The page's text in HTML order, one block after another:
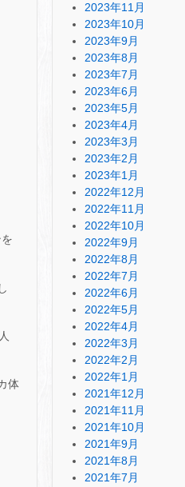
体
2023年11月
2023年10月
2023年9月
2023年8月
2023年7月
2023年6月
2023年5月
2023年4月
2023年3月
2023年2月
2023年1月
2022年12月
2022年11月
2022年10月
2022年9月
2022年8月
2022年7月
2022年6月
2022年5月
2022年4月
2022年3月
2022年2月
2022年1月
2021年12月
2021年11月
2021年10月
2021年9月
2021年8月
2021年7月